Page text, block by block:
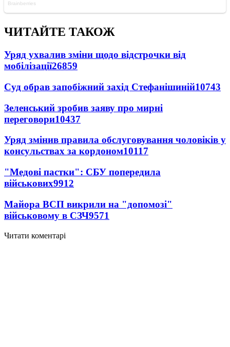
ЧИТАЙТЕ ТАКОЖ
Уряд ухвалив зміни щодо відстрочки від
мобілізації26859
Суд обрав запобіжний захід Стефанішиній10743
Зеленський зробив заяву про мирні
переговори10437
Уряд змінив правила обслуговування чоловіків у
консульствах за кордоном10117
"Медові пастки": СБУ попередила
військових9912
Майора ВСП викрили на "допомозі"
військовому в СЗЧ9571
Читати коментарі